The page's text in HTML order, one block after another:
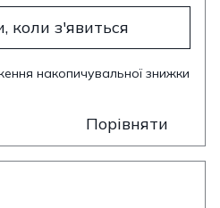
коли з'явиться
накопичувальної знижки
Порівняти